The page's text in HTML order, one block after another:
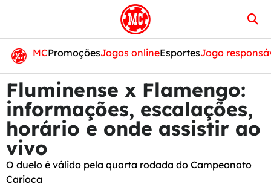
MCPromoçõesJogos onlineEsportesJogo
Fluminense x Flamengo:
informações, escalações,
horário e onde assistir ao
vivo
O duelo é válido pela quarta rodada do Campeonato
Carioca